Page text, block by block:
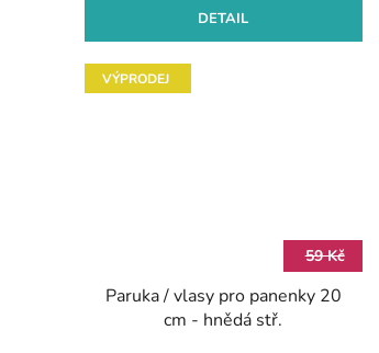
DETAIL
VÝPRODEJ
59 Kč
Paruka / vlasy pro panenky 20
cm - hnědá stř.